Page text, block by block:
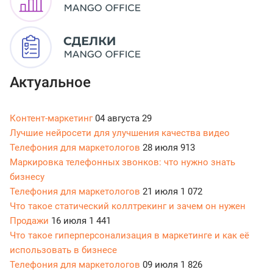
Актуальное
Контент-маркетинг04 августа 29
Лучшие нейросети для улучшения качества видео
Телефония для маркетологов 28 июля 913
Маркировка телефонных звонков: что нужно знать
бизнесу
Телефония для маркетологов 21 июля 1 072
Что такое статический коллтрекинг и зачем он нужен
Продажи 16 июля 1 441
Что такое гиперперсонализация в маркетинге и как её
использовать в бизнесе
Телефония для маркетологов 09 июля 1 826